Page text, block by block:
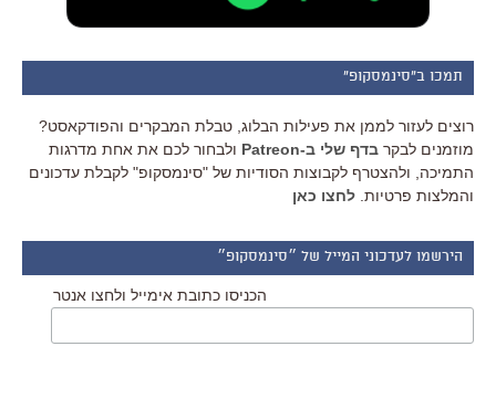
תמכו ב"סינמסקופ"
רוצים לעזור לממן את פעילות הבלוג, טבלת המבקרים והפודקאסט?
מוזמנים לבקר בדף שלי ב-Patreon
ולבחור לכם את אחת מדרגות
התמיכה, ולהצטרף לקבוצות הסודיות של "סינמסקופ" לקבלת עדכונים
והמלצות פרטיות. לחצו כאן
הירשמו לעדכוני המייל של ״סינמסקופ״
הכניסו כתובת אימייל ולחצו אנטר